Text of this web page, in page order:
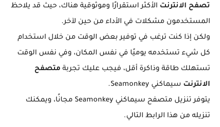
تصفح الانترنت الأكثر استقرارًا وموثوقية هناك، حيث قد يلاحظ
المستخدمون مشكلات في الأداء من حين لآخر.
ولكن إذا كنت ترغب في توفير بعض الوقت من خلال استخدام
كل شيء تستخدمه يوميًا في نفس المكان، وفي نفس الوقت
تستهلك طاقة وذاكرة أقل، فيجب عليك تجربة متصفح
الانترنت سيماكني Seamonkey.
يتوفر تنزيل متصفح سيماكني Seamonkey مجانًا، ويمكنك
تنزيله من هذا الرابط التالي.